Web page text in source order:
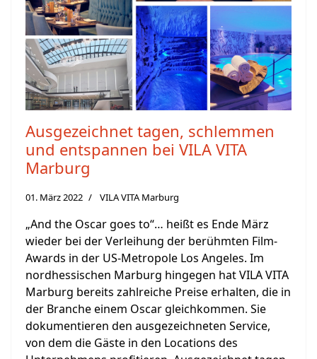
Ausgezeichnet tagen, schlemmen
und entspannen bei VILA VITA
Marburg
01. März 2022 VILA VITA Marburg
„And the Oscar goes to“… heißt es Ende März
wieder bei der Verleihung der berühmten Film-
Awards in der US-Metropole Los Angeles. Im
nordhessischen Marburg hingegen hat VILA VITA
Marburg bereits zahlreiche Preise erhalten, die in
der Branche einem Oscar gleichkommen. Sie
dokumentieren den ausgezeichneten Service,
von dem die Gäste in den Locations des